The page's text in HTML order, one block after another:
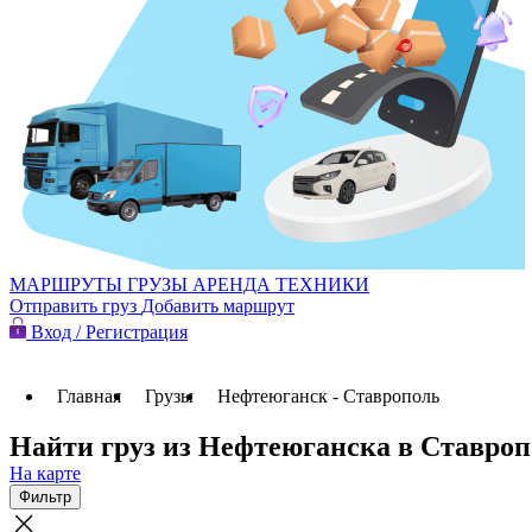
МАРШРУТЫ ГРУЗЫ АРЕНДА ТЕХНИКИ
Отправить груз Добавить маршрут
Вход / Регистрация
Главная Грузы Нефтеюганск - Ставрополь
Найти груз из Нефтеюганска в
На карте
Фильтр